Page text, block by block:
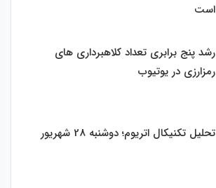
است
رشد پنج برابری تعداد کلاهبرداری های
رمزارزی در یوتیوب
تحلیل تکنیکال اتریوم؛ دوشنبه 28 شهریور